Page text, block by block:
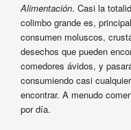
Alimentación. Casi la
colimbo grande es,
consumen moluscos,
desechos que pueden
comedores ávidos, y
consumiendo casi
encontrar. A menudo
por día.